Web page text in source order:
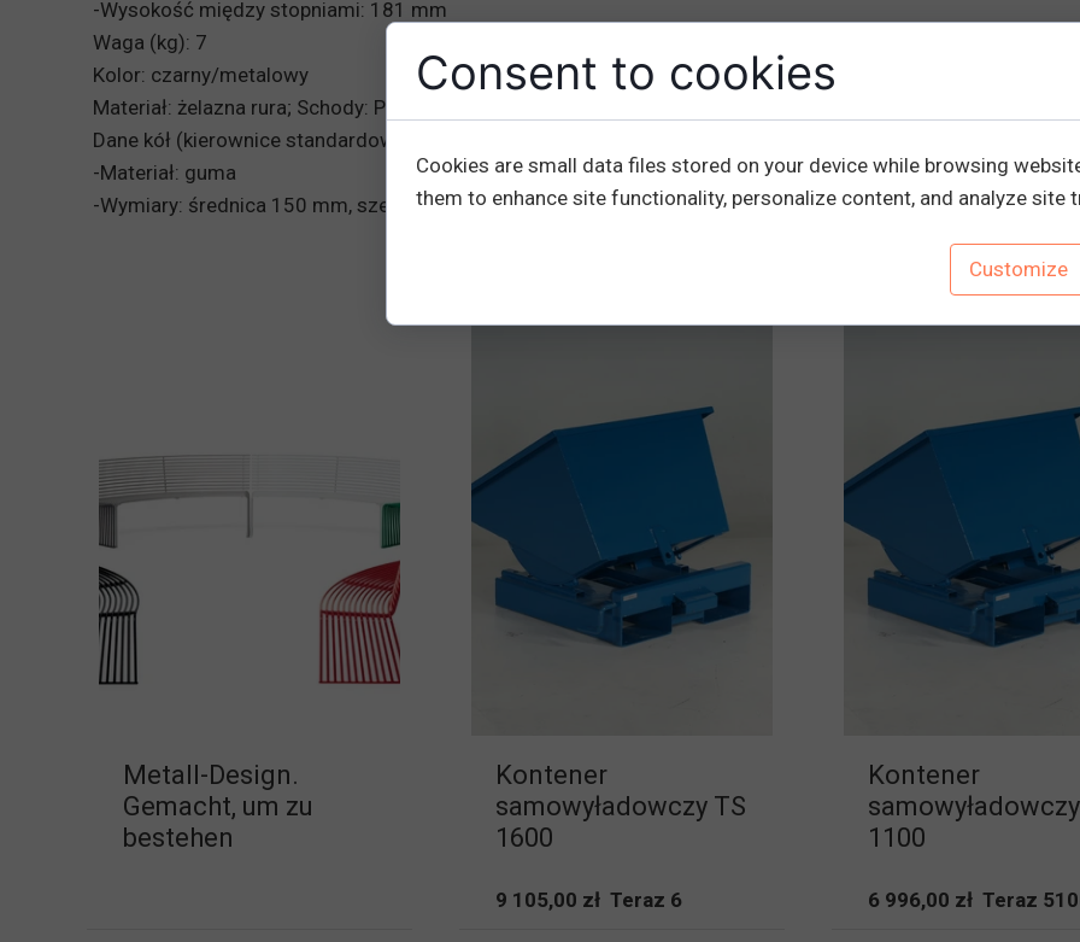
-Wysokość między stopniami: 181 mm
Waga (kg): 7
Kolor: czarny/metalowy
Materiał: żelazna rura; Schody: PP + włókno
Dane kół (kierownice standardowe/kierownicze):
-Materiał: guma
-Wymiary: średnica 150 mm, szerokość 40 mm
Metall-Design.
Gemacht, um zu
bestehen
Kontener
samowyładowczy TS
1600
9 105,00 zł Teraz 6
Kontener
1100
6 996,00 zł Teraz
Consent to cookies
Cookies are small data files stored on your device while browsing
them to enhance site functionality, personalize content, and analyze site
Customize